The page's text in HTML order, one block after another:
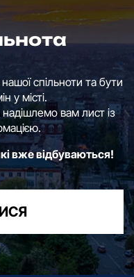
спільноти та бути
у місті.
вам лист із
вже відбуваються!